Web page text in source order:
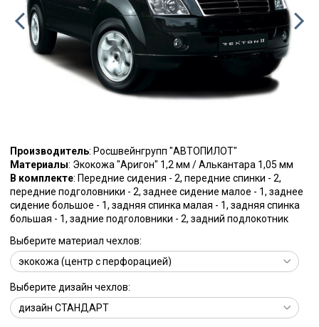
Производитель: Росшвейнгрупп "АВТОПИЛОТ"
Материалы: Экокожа "Аригон" 1,2 мм / Алькантара 1,05 мм
В комплекте: Передние сидения - 2, передние спинки - 2,
передние подголовники - 2, заднее сидение малое - 1, заднее
сидение большое - 1, задняя спинка малая - 1, задняя спинка
большая - 1, задние подголовники - 2, задний подлокотник
Выберите материал чехлов:
Выберите дизайн чехлов: